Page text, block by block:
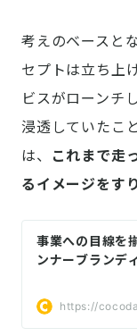
考えのベースと
セプトは立ち上
ビスがローンチ
浸透していたこ
は、
これまで走
るイメージをす
事業への目線を
ンナーブランデ
事例) | Cocoda
https://
kee/p/